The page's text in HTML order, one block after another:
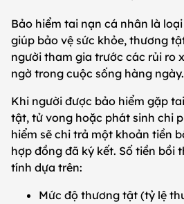
Bảo hiểm tai nạn cá nhân là
giúp bảo vệ sức khỏe, thương
người tham gia trước các rủi ro
ngờ trong cuộc sống hàng ngày.
Khi người được bảo hiểm gặp
tật, tử vong hoặc phát sinh chi
hiểm sẽ chi trả một khoản tiền
hợp đồng đã ký kết. Số tiền bồi
tính dựa trên:
Mức độ thương tật (tỷ lệ